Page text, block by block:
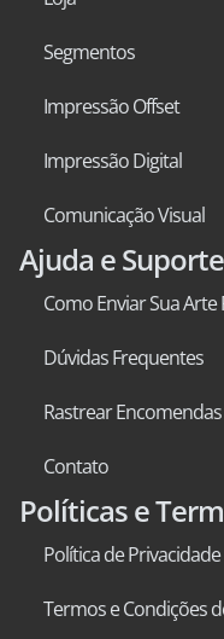
Segmentos
Impressão Offset
Impressão Digital
Comunicação Visual
Ajuda e Suporte
Como Enviar Sua Arte
Dúvidas Frequentes
Rastrear Encomendas
Contato
Políticas e
Política de Privacidade
Termos e Condições